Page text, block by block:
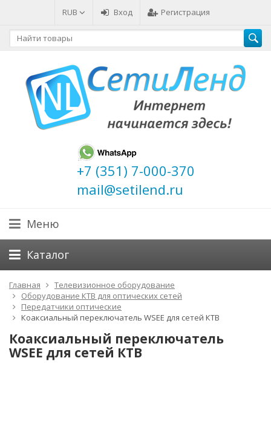
RUB Вход Регистрация
+7 (351) 7-000-370
mail@setilend.ru
Меню
Каталог
Главная
Телевизионное оборудование
Оборудование КТВ для оптических сетей
Передатчики оптические
Коаксиальный переключатель WSEE для сетей КТВ
Коаксиальный переключатель
WSEE для сетей КТВ